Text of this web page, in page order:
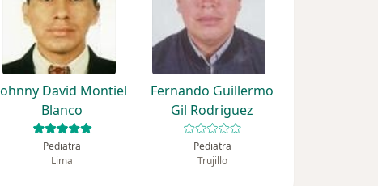
David Montiel
Blanco
Pediatra
Lima
Fernando Guillermo
Gil Rodriguez
Pediatra
Trujillo